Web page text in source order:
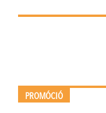
PROMÓCIÓ